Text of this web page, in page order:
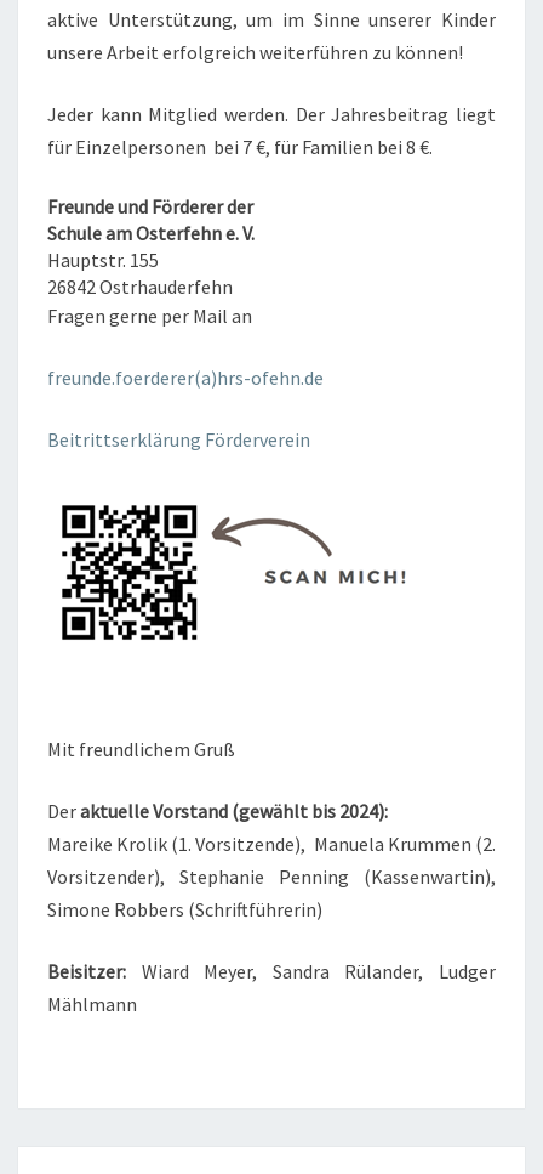
aktive Unterstützung, um im Sinne unserer Kinder
unsere Arbeit erfolgreich weiterführen zu können!
Jeder kann Mitglied werden. Der Jahresbeitrag liegt
für Einzelpersonen bei 7 €, für Familien bei 8 €.
Freunde und Förderer der
Schule am Osterfehn e. V.
Hauptstr. 155
26842 Ostrhauderfehn
Fragen gerne per Mail an
freunde.foerderer(a)hrs-ofehn.de
Beitrittserklärung Förderverein
Mit freundlichem Gruß
Deraktuelle Vorstand (gewählt bis 2024):
Mareike Krolik (1. Vorsitzende), Manuela Krummen (2.
Vorsitzender), Stephanie Penning (Kassenwartin),
Simone Robbers (Schriftführerin)
Beisitzer: Wiard Meyer, Sandra Rülander, Ludger
Mählmann